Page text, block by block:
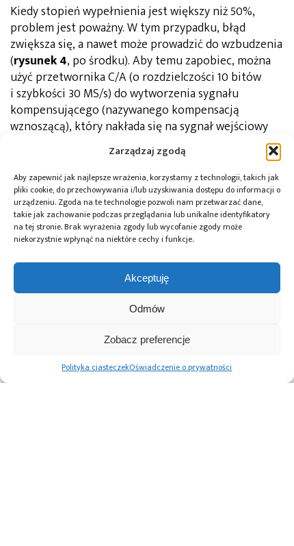
Zarządzaj zgodą
Aby zapewnić jak najlepsze wrażenia, korzystamy z technologii, takich jak
pliki cookie, do przechowywania i/lub uzyskiwania dostępu do informacji o
urządzeniu. Zgoda na te technologie pozwoli nam przetwarzać dane,
takie jak zachowanie podczas przeglądania lub unikalne identyfikatory
na tej stronie. Brak wyrażenia zgody lub wycofanie zgody może
niekorzystnie wpłynąć na niektóre cechy i funkcje.
Akceptuję
Odmów
Zobacz preferencje
Polityka ciasteczekOświadczenie o prywatności
Kiedy stopień wypełnienia jest większy niż 50%,
problem jest poważny. W tym przypadku, błąd
zwiększa się, a nawet może prowadzić do wzbudzenia
(rysunek 4, po środku). Aby temu zapobiec, można
użyć przetwornika C/A (o rozdzielczości 10 bitów
i szybkości 30 MS/s) do wytworzenia sygnału
kompensującego (nazywanego kompensacją
wznoszącą), który nakłada się na sygnał wejściowy
rysunek 4 , dolny wykres).
Autor:Frank Riemenschneider
Inż. Frank Riemenschneider Redaktor naczelny
Design & Elektronik i członek rady Embedded World.
Frank otrzymał dyplom magistra inżyniera elektryka
na Uniwersytecie Leibnitz w Hanowerze i jest
akredytowanym inżynierem ARM.
Tagi: Cortex-M4,Infineon
XMC4000
Przeczytaj również: